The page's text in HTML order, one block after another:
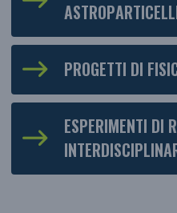
PROGETTI DI
ESPERIMENTI DI